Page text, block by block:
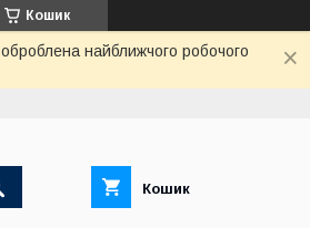
Кошик
найближчого робочого
Кошик